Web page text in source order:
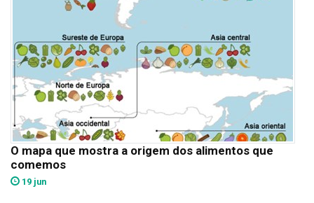
O mapa que mostra a origem dos alimentos que
comemos
19 jun